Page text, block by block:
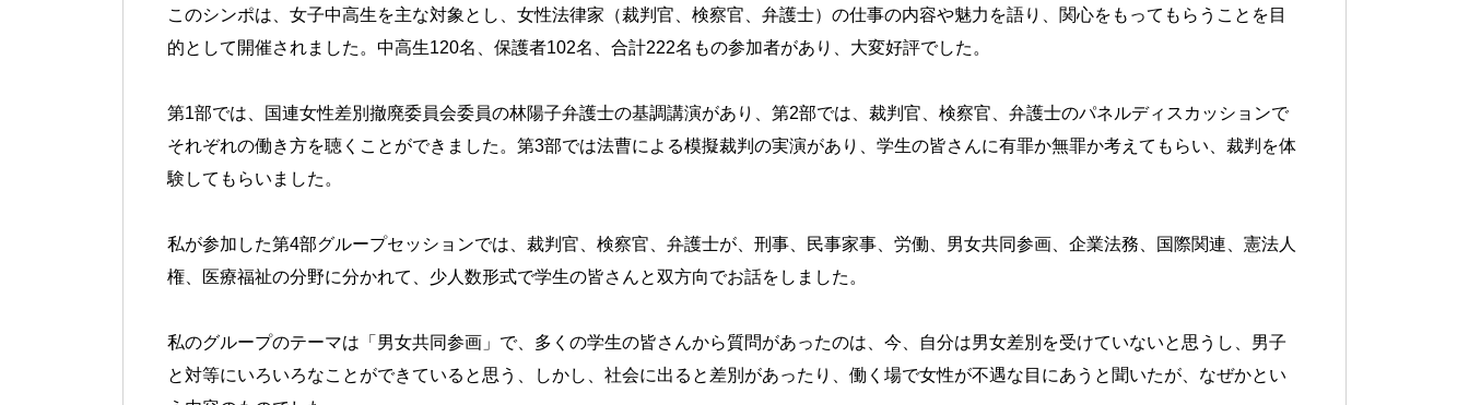
このシンポは、女子中高生を主な対象とし、女性法律家（裁判官、検察官、弁護士）の仕事の内容や魅力を語り、関心をもってもらうことを目
的として開催されました。中高生120名、保護者102名、合計222名もの参加者があり、大変好評でした。
第1部では、国連女性差別撤廃委員会委員の林陽子弁護士の基調講演があり、第2部では、裁判官、検察官、弁護士のパネルディスカッションで
それぞれの働き方を聴くことができました。第3部では法曹による模擬裁判の実演があり、学生の皆さんに有罪か無罪か考えてもらい、裁判を体
験してもらいました。
私が参加した第4部グループセッションでは、裁判官、検察官、弁護士が、刑事、民事家事、労働、男女共同参画、企業法務、国際関連、憲法人
権、医療福祉の分野に分かれて、少人数形式で学生の皆さんと双方向でお話をしました。
私のグループのテーマは「男女共同参画」で、多くの学生の皆さんから質問があったのは、今、自分は男女差別を受けていないと思うし、男子
と対等にいろいろなことができていると思う、しかし、社会に出ると差別があったり、働く場で女性が不遇な目にあうと聞いたが、なぜかとい